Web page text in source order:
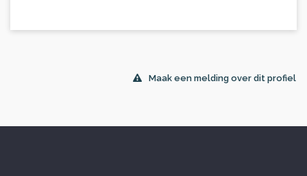
Maak een melding over dit profiel